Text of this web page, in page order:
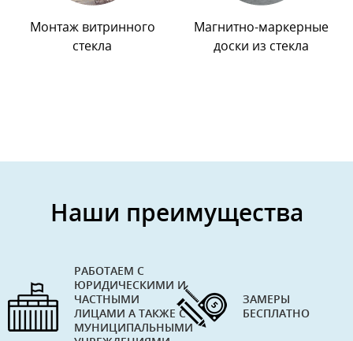
Монтаж витринного
стекла
Магнитно-маркерные
доски из стекла
Наши преимущества
РАБОТАЕМ С
ЮРИДИЧЕСКИМИ И
ЧАСТНЫМИ
ЛИЦАМИ А ТАКЖЕ С
МУНИЦИПАЛЬНЫМИ
ЗАМЕРЫ
БЕСПЛАТНО